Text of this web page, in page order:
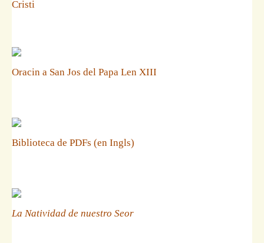
Cristi
Oracin a San Jos del Papa Len XIII
Biblioteca de PDFs (en Ingls)
La Natividad de nuestro Seor